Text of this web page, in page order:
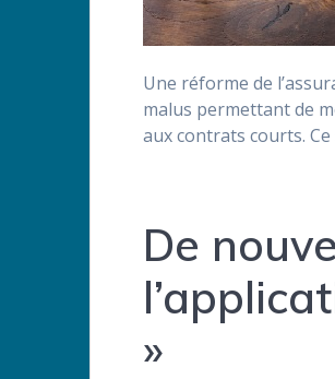
Une réforme de
malus permettant de
aux contrats courts.
De
»